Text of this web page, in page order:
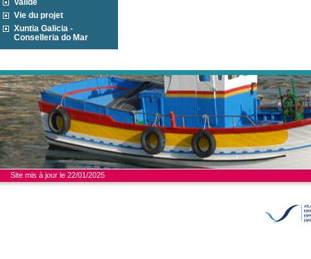
Vie du projet
Xuntia Galicia -
Conselleria do Mar
Site mis à jour le 22/01/2025